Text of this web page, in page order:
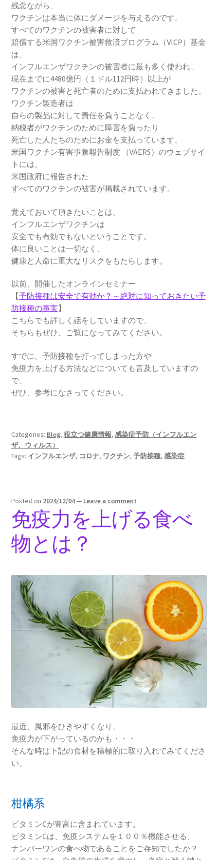
残念ながら、
ワクチンは本当に体にダメージを与えるのです。
すべてのワクチンの被害者に対して
賠償する米国ワクチン被害救済プログラム（VICP）基金
は、
インフルエンザワクチンの被害者に最も多く使われ、
現在までに4480億円（１ドル112円時）以上が
ワクチンの被害と死亡者のために支払われてきました。
ワクチン製造者は
自らの製品に対して責任を負うことなく、
納税者がワクチンのために障害を負ったり
死亡した人たちのためにお金を支払っています。
米国ワクチン有害事象報告制度 （VAERS）のウェブサイ
トには、
米国政府に報告された
すべてのワクチンの被害が掲載されています。
覚えておいて頂きたいことは、
インフルエンザワクチンは
安全でも有効でもないということです。
体に良いことは一切なく、
健康と人命に重大なリスクをもたらします。
以前、開催したオンラインセミナー
【予防接種は安全で有効か？～絶対に知っておきたい予
防接種の事実】
こちらでも詳しく話をしていますので、
そちらもぜひ、ご覧になってみてください。
すでに、予防接種を打ってしまった方や
免疫力を上げる方法などについても言及していますの
で、
ぜひ、参考になさってください。
Categories: Blog, 役立つ健康情報, 感染症予防（インフルエン
ザ、ウィルス）
Tags: インフルエンザ, コロナ, ワクチン, 予防接種, 感染症
Posted on 2024/12/04— Leave a comment
免疫力を上げる食べ
物とは？
最近、風邪をひきやすくなり、
免疫力が下がっているのかも・・・
そんな時は下記の食材を積極的に取り入れてみてくださ
い。
柑橘系
ビタミンCが豊富に含まれています。
ビタミンCは、免疫システムを１００％機能させる、
ナンバーワンの食べ物であることをご存知でしたか？